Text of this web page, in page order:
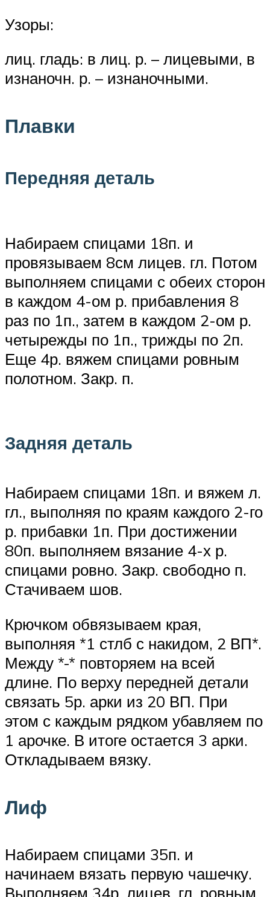
Узоры:
лиц. гладь: в лиц. р. – лицевыми, в
изнаночн. р. – изнаночными.
Плавки
Передняя деталь
Набираем спицами 18п. и
провязываем 8см лицев. гл. Потом
выполняем спицами с обеих сторон
в каждом 4-ом р. прибавления 8
раз по 1п., затем в каждом 2-ом р.
четырежды по 1п., трижды по 2п.
Еще 4р. вяжем спицами ровным
полотном. Закр. п.
Задняя деталь
Набираем спицами 18п. и вяжем л.
гл., выполняя по краям каждого 2-го
р. прибавки 1п. При достижении
80п. выполняем вязание 4-х р.
спицами ровно. Закр. свободно п.
Стачиваем шов.
Крючком обвязываем края,
выполняя *1 стлб с накидом, 2 ВП*.
Между *-* повторяем на всей
длине. По верху передней детали
связать 5р. арки из 20 ВП. При
этом с каждым рядком убавляем по
1 арочке. В итоге остается 3 арки.
Откладываем вязку.
Лиф
Набираем спицами 35п. и
начинаем вязать первую чашечку.
Выполняем 34р. лицев. гл. ровным